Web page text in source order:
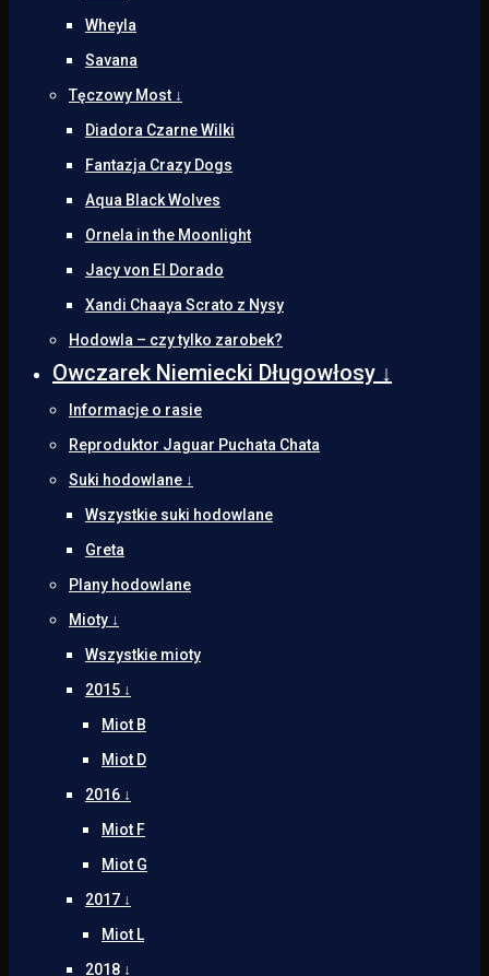
Wheyla
Savana
Tęczowy Most ↓
Diadora Czarne Wilki
Fantazja Crazy Dogs
Aqua Black Wolves
Ornela in the Moonlight
Jacy von El Dorado
Xandi Chaaya Scrato z Nysy
Hodowla – czy tylko zarobek?
Owczarek Niemiecki Długowłosy ↓
Informacje o rasie
Reproduktor Jaguar Puchata Chata
Suki hodowlane ↓
Wszystkie suki hodowlane
Greta
Plany hodowlane
Mioty ↓
Wszystkie mioty
2015 ↓
Miot B
Miot D
2016 ↓
Miot F
Miot G
2017 ↓
Miot L
2018 ↓